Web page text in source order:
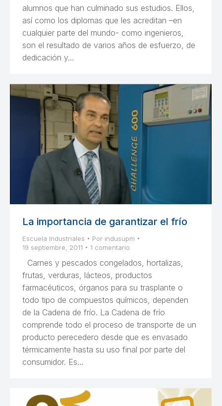
alumnos que han culminado sus estudios. Ellos,
así como los diplomas que les acreditan –en
cualquier parte del mundo- como ingenieros,
son el resultado de varios años de esfuerzo, de
dedicación y…
La importancia de garantizar el frío
Escuela Industriales Por indusupm
19 septiembre, 2011
1 comentario
Carnes y pescados congelados, hortalizas,
frutas, verduras, lácteos, productos
farmacéuticos, órganos para su trasplante o
todo tipo de compuestos químicos, dependen
de la Cadena de frío. La Cadena de frío
comprende todo el proceso de transporte de un
producto perecedero desde que es envasado
térmicamente hasta su uso final por parte del
consumidor. Es…